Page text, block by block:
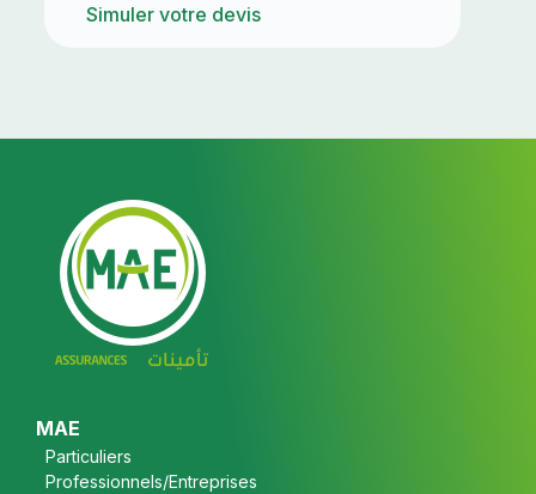
Simuler votre devis
Footer
MAE
Particuliers
Professionnels/Entreprises